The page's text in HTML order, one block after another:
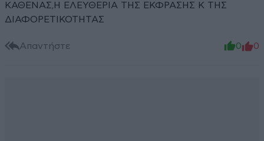
ΚΑΘΕΝΑΣ,Η ΕΛΕΥΘΕΡΙΑ ΤΗΣ ΕΚΦΡΑΣΗΣ Κ ΤΗΣ
ΔΙΑΦΟΡΕΤΙΚΟΤΗΤΑΣ
Απαντήστε 0 0